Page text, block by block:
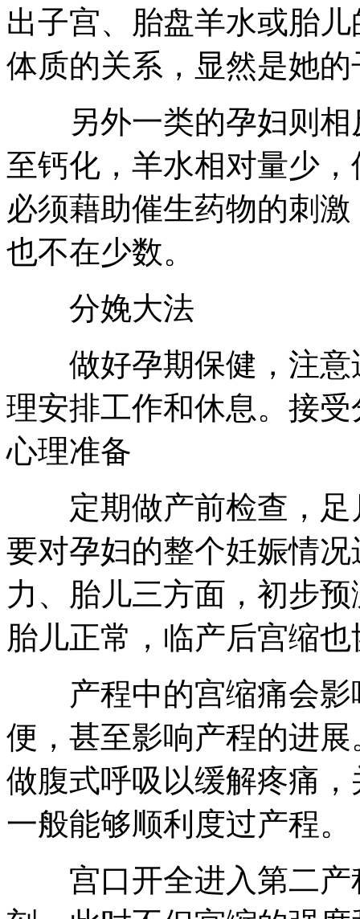
出子宫、胎盘羊水或胎
体质的关系，显然是她
另外一类的孕妇则相
至钙化，羊水相对量少
必须藉助催生药物的刺
也不在少数。
分娩大法
做好孕期保健，注意
理安排工作和休息。接
心理准备
定期做产前检查，足
要对孕妇的整个妊娠情
力、胎儿三方面，初步
胎儿正常，临产后宫缩
产程中的宫缩痛会影
便，甚至影响产程的进
做腹式呼吸以缓解疼痛
一般能够顺利度过产程。
宫口开全进入第二产